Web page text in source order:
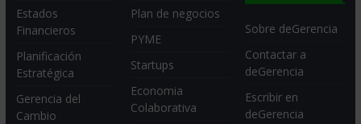
Estados
Financieros
Planificación
Estratégica
Gerencia del
Cambio
Plan de negocios
PYME
Startups
Economia
Colaborativa
Sobre deGerencia
Contactar a
deGerencia
Escribir en
deGerencia